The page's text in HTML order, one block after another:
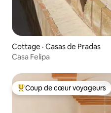
Cottage · Casas de Pradas
Casa Felipa
Coup de cœur voyageurs
Coup de cœur voyageurs